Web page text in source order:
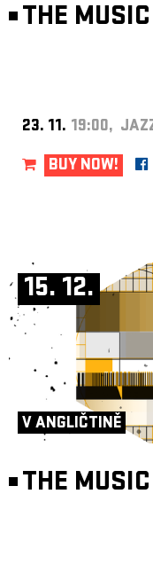
THE
23. 11. 19:00,
BUY NOW!
15. 12.
V ANGLIČTINĚ
THE